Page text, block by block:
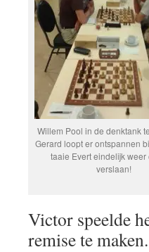
Willem Pool in de denktank
Gerard loopt er ontspannen
taaie Evert eindelijk weer
verslaan!
Victor speelde
remise te maken.